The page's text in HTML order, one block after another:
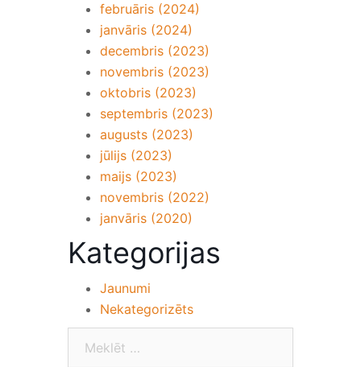
februāris (2024)
janvāris (2024)
decembris (2023)
novembris (2023)
oktobris (2023)
septembris (2023)
augusts (2023)
jūlijs (2023)
maijs (2023)
novembris (2022)
janvāris (2020)
Kategorijas
Jaunumi
Nekategorizēts